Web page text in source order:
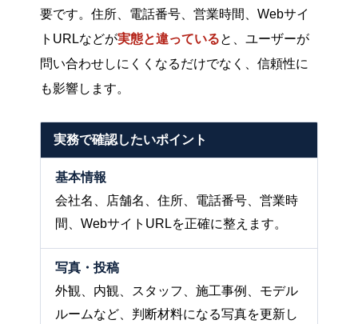
要です。住所、電話番号、営業時間、Webサイ
トURLなどが実態と違っていると、ユーザーが
問い合わせしにくくなるだけでなく、信頼性に
も影響します。
実務で確認したいポイント
基本情報
会社名、店舗名、住所、電話番号、営業時
間、WebサイトURLを正確に整えます。
写真・投稿
外観、内観、スタッフ、施工事例、モデル
ルームなど、判断材料になる写真を更新し